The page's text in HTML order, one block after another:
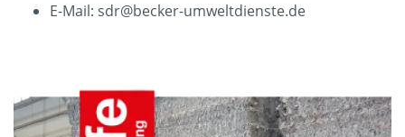
E-Mail: sdr@becker-umweltdienste.de